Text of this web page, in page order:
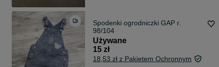
Spodenki ogrodniczki GAP r.
98/104
Używane
15 zł
18,53 zł z Pakietem Ochronnym